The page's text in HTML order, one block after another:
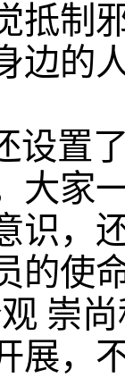
抵制
边的
设置
大家
识，
的使
崇
展，